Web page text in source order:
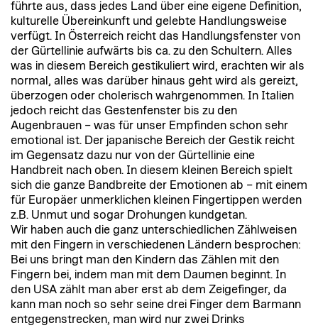
führte aus, dass jedes Land über eine eigene Definition,
kulturelle Übereinkunft und gelebte Handlungsweise
verfügt. In Österreich reicht das Handlungsfenster von
der Gürtellinie aufwärts bis ca. zu den Schultern. Alles
was in diesem Bereich gestikuliert wird, erachten wir als
normal, alles was darüber hinaus geht wird als gereizt,
überzogen oder cholerisch wahrgenommen. In Italien
jedoch reicht das Gestenfenster bis zu den
Augenbrauen – was für unser Empfinden schon sehr
emotional ist. Der japanische Bereich der Gestik reicht
im Gegensatz dazu nur von der Gürtellinie eine
Handbreit nach oben. In diesem kleinen Bereich spielt
sich die ganze Bandbreite der Emotionen ab – mit einem
für Europäer unmerklichen kleinen Fingertippen werden
z.B. Unmut und sogar Drohungen kundgetan.
Wir haben auch die ganz unterschiedlichen Zählweisen
mit den Fingern in verschiedenen Ländern besprochen:
Bei uns bringt man den Kindern das Zählen mit den
Fingern bei, indem man mit dem Daumen beginnt. In
den USA zählt man aber erst ab dem Zeigefinger, da
kann man noch so sehr seine drei Finger dem Barmann
entgegenstrecken, man wird nur zwei Drinks